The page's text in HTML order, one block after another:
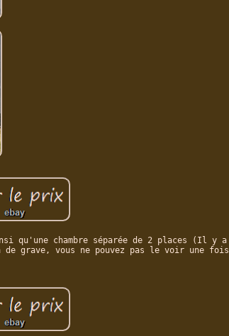
qu'une chambre séparée de 2 places (Il y a
grave, vous ne pouvez pas le voir une fois